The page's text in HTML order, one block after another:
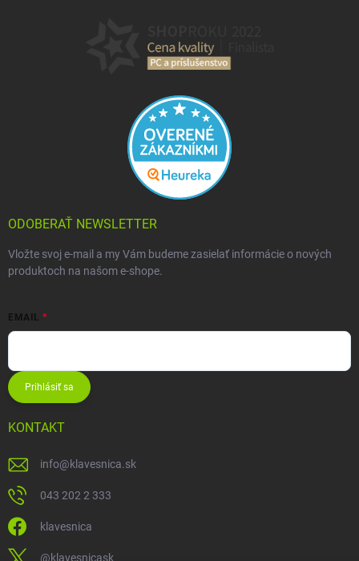
ODOBERAŤ NEWSLETTER
Vložte svoj e-mail a my Vám budeme zasielať informácie o nových
produktoch na našom e-shope.
EMAIL
Prihlásiť sa
KONTAKT
info@klavesnica.sk
043 202 2 333
klavesnica
@klavesnicask